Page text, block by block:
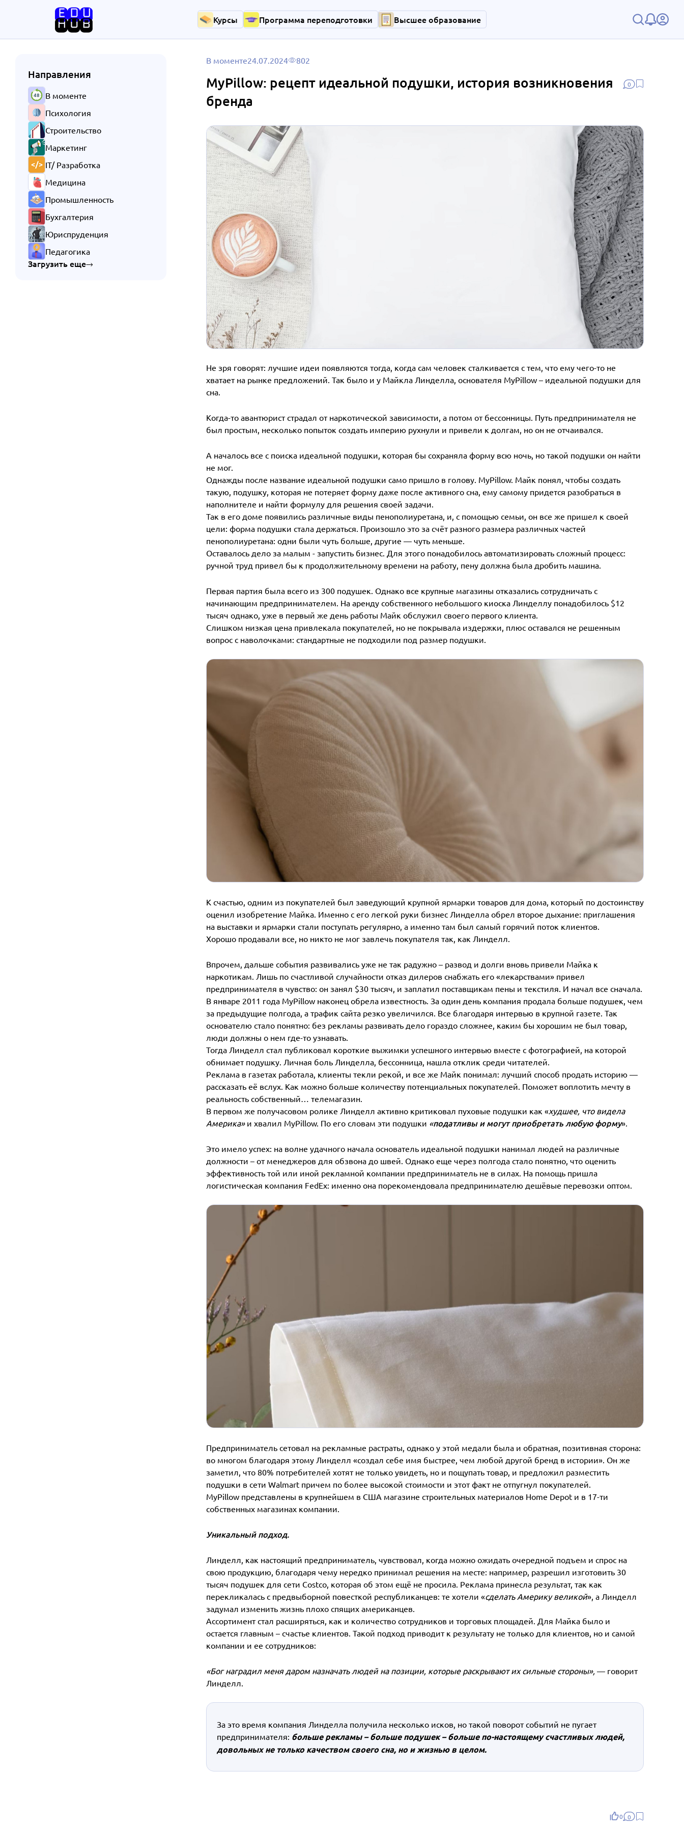
Курсы Программа переподготовки Высшее образование
Направления
В моменте
Психология
Строительство
Маркетинг
IT/ Разработка
Медицина
Промышленность
Бухгалтерия
Юриспруденция
Педагогика
Загрузить еще
0
В моменте24.07.2024 802
MyPillow: рецепт идеальной подушки, история возникновения
бренда
Не зря говорят: лучшие идеи появляются тогда, когда сам человек сталкивается с тем, что ему чего-то не
хватает на рынке предложений. Так было и у Майкла Линделла, основателя MyPillow – идеальной подушки для
сна.
Когда-то авантюрист страдал от наркотической зависимости, а потом от бессонницы. Путь предпринимателя не
был простым, несколько попыток создать империю рухнули и привели к долгам, но он не отчаивался.
А началось все с поиска идеальной подушки, которая бы сохраняла форму всю ночь, но такой подушки он найти
не мог.
Однажды после название идеальной подушки само пришло в голову. MyPillow. Майк понял, чтобы создать
такую, подушку, которая не потеряет форму даже после активного сна, ему самому придется разобраться в
наполнителе и найти формулу для решения своей задачи.
Так в его доме появились различные виды пенополиуретана, и, с помощью семьи, он все же пришел к своей
цели: форма подушки стала держаться. Произошло это за счёт разного размера различных частей
пенополиуретана: одни были чуть больше, другие — чуть меньше.
Оставалось дело за малым - запустить бизнес. Для этого понадобилось автоматизировать сложный процесс:
ручной труд привел бы к продолжительному времени на работу, пену должна была дробить машина.
Первая партия была всего из 300 подушек. Однако все крупные магазины отказались сотрудничать с
начинающим предпринимателем. На аренду собственного небольшого киоска Линделлу понадобилось $12
тысяч однако, уже в первый же день работы Майк обслужил своего первого клиента.
Слишком низкая цена привлекала покупателей, но не покрывала издержки, плюс оставался не решенным
вопрос с наволочками: стандартные не подходили под размер подушки.
К счастью, одним из покупателей был заведующий крупной ярмарки товаров для дома, который по достоинству
оценил изобретение Майка. Именно с его легкой руки бизнес Линделла обрел второе дыхание: приглашения
на выставки и ярмарки стали поступать регулярно, а именно там был самый горячий поток клиентов.
Хорошо продавали все, но никто не мог завлечь покупателя так, как Линделл.
Впрочем, дальше события развивались уже не так радужно – развод и долги вновь привели Майка к
наркотикам. Лишь по счастливой случайности отказ дилеров снабжать его «лекарствами» привел
предпринимателя в чувство: он занял $30 тысяч, и заплатил поставщикам пены и текстиля. И начал все сначала.
В январе 2011 года MyPillow наконец обрела известность. За один день компания продала больше подушек, чем
за предыдущие полгода, а трафик сайта резко увеличился. Все благодаря интервью в крупной газете. Так
основателю стало понятно: без рекламы развивать дело гораздо сложнее, каким бы хорошим не был товар,
люди должны о нем где-то узнавать.
Тогда Линделл стал публиковал короткие выжимки успешного интервью вместе с фотографией, на которой
обнимает подушку. Личная боль Линделла, бессонница, нашла отклик среди читателей.
Реклама в газетах работала, клиенты текли рекой, и все же Майк понимал: лучший способ продать историю —
рассказать её вслух. Как можно больше количеству потенциальных покупателей. Поможет воплотить мечту в
реальность собственный… телемагазин.
В первом же получасовом ролике Линделл активно критиковал пуховые подушки как «худшее, что видела
Америка» и хвалил MyPillow. По его словам эти подушки «податливы и могут приобретать любую форму».
Это имело успех: на волне удачного начала основатель идеальной подушки нанимал людей на различные
должности – от менеджеров для обзвона до швей. Однако еще через полгода стало понятно, что оценить
эффективность той или иной рекламной компании предприниматель не в силах. На помощь пришла
логистическая компания FedEx: именно она порекомендовала предпринимателю дешёвые перевозки оптом.
Предприниматель сетовал на рекламные растраты, однако у этой медали была и обратная, позитивная сторона:
во многом благодаря этому Линделл «создал себе имя быстрее, чем любой другой бренд в истории». Он же
заметил, что 80% потребителей хотят не только увидеть, но и пощупать товар, и предложил разместить
подушки в сети Walmart причем по более высокой стоимости и этот факт не отпугнул покупателей.
MyPillow представлены в крупнейшем в США магазине строительных материалов Home Depot и в 17-ти
собственных магазинах компании.
Уникальный подход.
Линделл, как настоящий предприниматель, чувствовал, когда можно ожидать очередной подъем и спрос на
свою продукцию, благодаря чему нередко принимал решения на месте: например, разрешил изготовить 30
тысяч подушек для сети Costco, которая об этом ещё не просила. Реклама принесла результат, так как
перекликалась с предвыборной повесткой республиканцев: те хотели «сделать Америку великой», а Линделл
задумал изменить жизнь плохо спящих американцев.
Ассортимент стал расширяться, как и количество сотрудников и торговых площадей. Для Майка было и
остается главным – счастье клиентов. Такой подход приводит к результату не только для клиентов, но и самой
компании и ее сотрудников:
«Бог наградил меня даром назначать людей на позиции, которые раскрывают их сильные стороны»,— говорит
Линделл.
За это время компания Линделла получила несколько исков, но такой поворот событий не пугает
предпринимателя: больше рекламы – больше подушек – больше по-настоящему счастливых людей,
довольных не только качеством своего сна, но и жизнью в целом.
0 0